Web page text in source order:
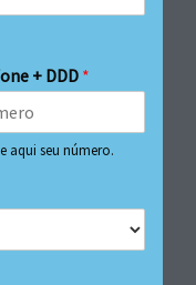
+ DDD*
aqui seu número.